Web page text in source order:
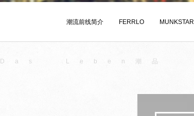
潮流前线简介 FERRLO MUNKSTAR
Das Leben潮品